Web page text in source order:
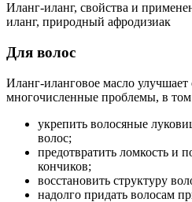
Иланг-иланг, свойства и
иланг, природный афродизиак
Для волос
Иланг-иланговое масло улучшает
многочисленные проблемы, в том
укрепить волосяные
волос;
предотвратить ломкость и
кончиков;
восстановить структуру
надолго придать волосам